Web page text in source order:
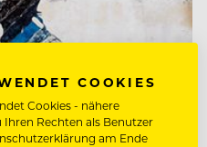
COOKIES
Cookies - nähere
Rechten als Benutzer
am Ende